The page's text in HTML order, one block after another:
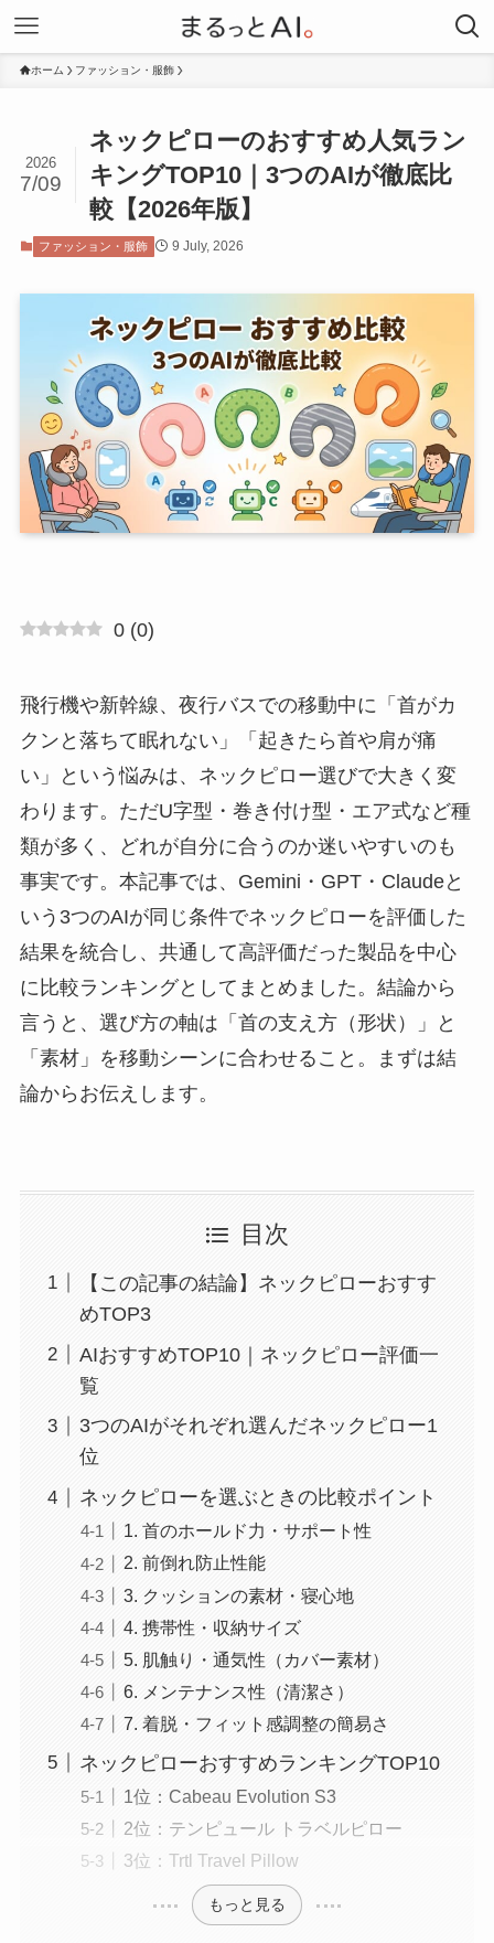
ホーム ファッション・服飾
ネックピローのおすすめ人気ラン
キングTOP10｜3つのAIが徹底比
較【2026年版】
2026
7/09
ファッション・服飾 9 July, 2026
0 (0)
飛行機や新幹線、夜行バスでの移動中に「首がカ
クンと落ちて眠れない」「起きたら首や肩が痛
い」という悩みは、ネックピロー選びで大きく変
わります。ただU字型・巻き付け型・エア式など種
類が多く、どれが自分に合うのか迷いやすいのも
事実です。本記事では、Gemini・GPT・Claudeと
いう3つのAIが同じ条件でネックピローを評価した
結果を統合し、共通して高評価だった製品を中心
に比較ランキングとしてまとめました。結論から
言うと、選び方の軸は「首の支え方（形状）」と
「素材」を移動シーンに合わせること。まずは結
論からお伝えします。
目次
【この記事の結論】ネックピローおすす
めTOP3
AIおすすめTOP10｜ネックピロー評価一
覧
3つのAIがそれぞれ選んだネックピロー1
位
ネックピローを選ぶときの比較ポイント
1. 首のホールド力・サポート性
2. 前倒れ防止性能
3. クッションの素材・寝心地
4. 携帯性・収納サイズ
5. 肌触り・通気性（カバー素材）
6. メンテナンス性（清潔さ）
7. 着脱・フィット感調整の簡易さ
ネックピローおすすめランキングTOP10
1位：Cabeau Evolution S3
2位：テンピュール トラベルピロー
3位：Trtl Travel Pillow
もっと見る